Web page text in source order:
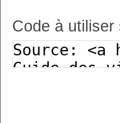
Code à